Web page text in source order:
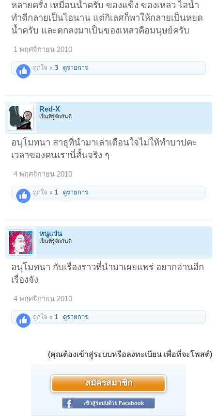
หลายครั้ง เหมือนน้ำครับ ของแข็ง ของเหลว ไอน้ำ
ทำดีกลายเป็นไอนาน แต่กิเลศก็พาให้กลายเป็นหยด
น้ำครับ และตกลงมาเป็นของเหลวคือมนุษย์ครับ
1 พฤศจิกายน 2010
ถูกใจ x3 ดูรายการ
Red-X
เป็นที่รู้จักกันดี
อนุโมทนา สาธุที่นำมาเล่าเตือนใจไม่ให้ทำบาปคะ
เวลาของคนเรานี่สั้นจริง ๆ
4 พฤศจิกายน 2010
ถูกใจ x 1 ดูรายการ
หนูแว่น
เป็นที่รู้จักกันดี
อนุโมทนา กับเรื่องราวที่นำมาเผยแพร่ อยากอ่านอีก
เรื่องจัง
4 พฤศจิกายน 2010
ถูกใจ x1 ดูรายการ
(คุณต้องเข้าสู่ระบบหรือลงทะเบียน เพื่อที่จะโพสต์)
สมัครสมาชิก
เข้าสู่ระบบด้วย Facebook